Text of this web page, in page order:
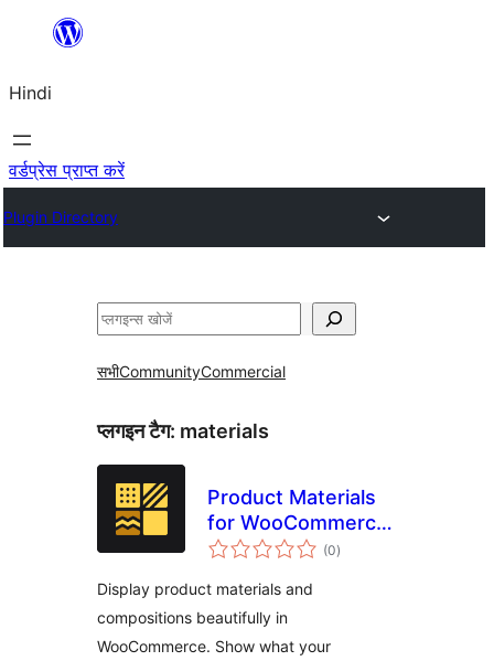
सामग्री
जाएं
Hindi
वर्डप्रेस प्राप्त करें
Plugin Directory
खोजें
सभीCommunityCommercial
प्लगइन टैग: materials
Product Materials
for WooCommerce
– MadeOf
(0कुल
दर)
Display product materials and
compositions beautifully in
WooCommerce. Show what your